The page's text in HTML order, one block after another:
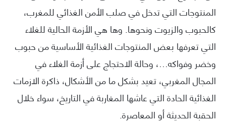
المنتوجات التي تدخل في صلب الأمن الغذائي للمغرب،
كالحبوب والزيوت ونحوها. وها هي الأزمة الحالية للغلاء
التي تعرفها بعض المنتوجات الغذائية الأساسية من حبوب
وخضر وفواكه…، وحالة الاحتجاج على أزمة الغلاء في
المجال المغربي، تعيد بشكل ما من الأشكال، ذاكرة الازمات
الغذائية الحادة التي عاشها المغاربة في التاريخ، سواء خلال
الحقبة الحديثة أو المعاصرة.